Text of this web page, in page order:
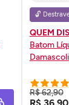
🔓
QUEM
Batom
R$ 62,90